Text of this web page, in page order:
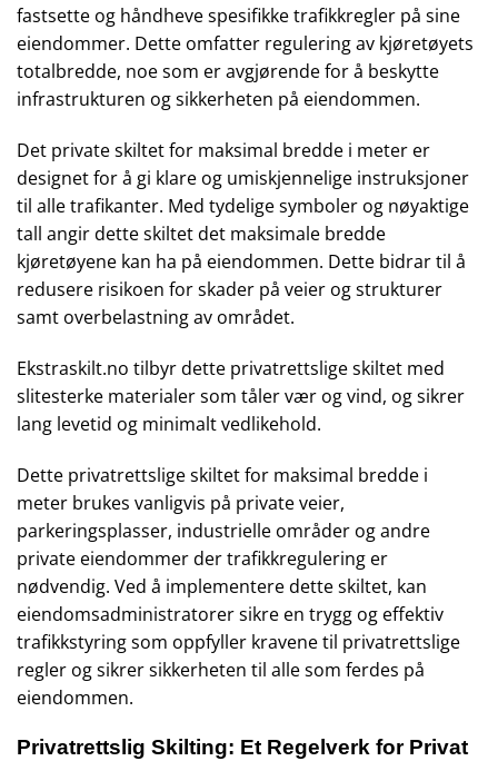
fastsette og håndheve spesifikke trafikkregler på sine
eiendommer. Dette omfatter regulering av kjøretøyets
totalbredde, noe som er avgjørende for å beskytte
infrastrukturen og sikkerheten på eiendommen.
Det private skiltet for maksimal bredde i meter er
designet for å gi klare og umiskjennelige instruksjoner
til alle trafikanter. Med tydelige symboler og nøyaktige
tall angir dette skiltet det maksimale bredde
kjøretøyene kan ha på eiendommen. Dette bidrar til å
redusere risikoen for skader på veier og strukturer
samt overbelastning av området.
Ekstraskilt.no tilbyr dette privatrettslige skiltet med
slitesterke materialer som tåler vær og vind, og sikrer
lang levetid og minimalt vedlikehold.
Dette privatrettslige skiltet for maksimal bredde i
meter brukes vanligvis på private veier,
parkeringsplasser, industrielle områder og andre
private eiendommer der trafikkregulering er
nødvendig. Ved å implementere dette skiltet, kan
eiendomsadministratorer sikre en trygg og effektiv
trafikkstyring som oppfyller kravene til privatrettslige
regler og sikrer sikkerheten til alle som ferdes på
eiendommen.
Privatrettslig Skilting: Et Regelverk for Privat